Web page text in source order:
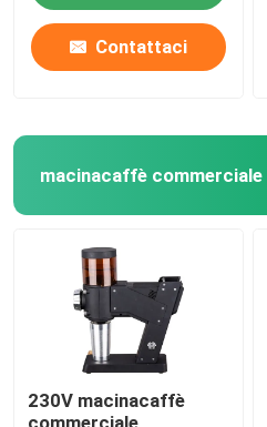
Contattaci
macinacaffè commerciale
230V macinacaffè
commerciale